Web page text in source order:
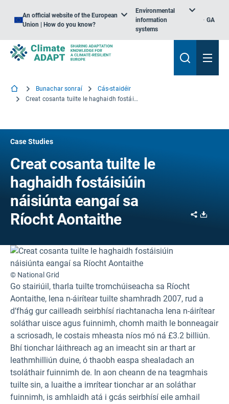
An official website of the European
Union | How do you know?
Environmental
information
systems
GA
Bunachar sonraí
Cás-staidéir
Creat cosanta tuilte le haghaidh fostáisiúin náisiúnta eangaí sa Ríocht Aontaithe
Case Studies
Creat cosanta tuilte le
haghaidh fostáisiúin
náisiúnta eangaí sa
Ríocht Aontaithe
Share
© National Grid
Go stairiúil, tharla tuilte tromchúiseacha sa Ríocht
Aontaithe, lena n-áirítear tuilte shamhradh 2007, rud a
d’fhág gur cailleadh seirbhísí riachtanacha lena n-áirítear
soláthar uisce agus fuinnimh, chomh maith le bonneagair
a scriosadh, le costais mheasta níos mó ná £3.2 billiún.
Bhí tionchar láithreach ag an imeacht sin ar thart ar
leathmhilliún duine, ó thaobh easpa shealadach an
tsoláthair fuinnimh de. In aon cheann de na teagmhais
tuilte sin, a luaithe a imrítear tionchar ar an soláthar
fuinnimh, is amhlaidh atá i gcás seirbhísí eile amhail